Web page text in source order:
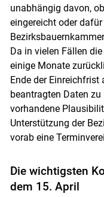
unabhängig davon,
eingereicht oder
Da in vielen Fällen
einige Monate
Ende der
beantragten Daten
vorhandene
Unterstützung der
vorab eine
Die wichtigsten
dem 15. April